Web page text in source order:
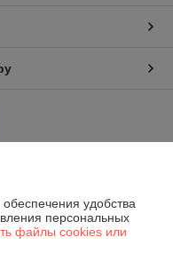
ответственностью
удобства
персональных
файлы cookies или